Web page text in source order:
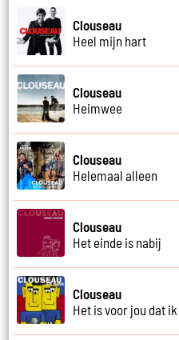
Clouseau
Heel mijn hart
Clouseau
Heimwee
Clouseau
Helemaal alleen
Clouseau
Het einde is nabij
Clouseau
Het is voor jou dat